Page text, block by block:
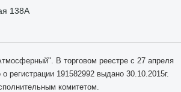
138А
В торговом реестре с 27 апреля
регистрации 191582992 выдано 30.10.2015г.
комитетом.